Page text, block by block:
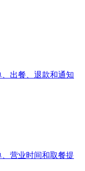
出餐、退款和通知
营业时间和取餐提